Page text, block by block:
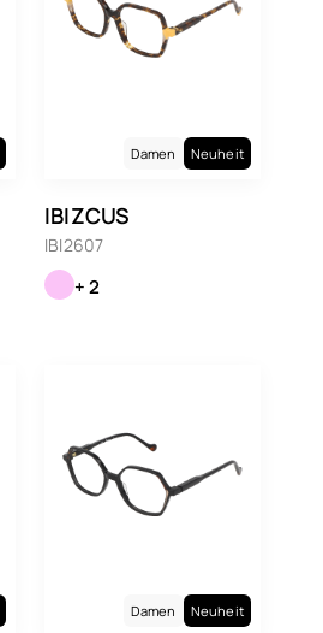
Damen Neuheit
IBIZCUS
IBI2607
+ 2
Damen Neuheit